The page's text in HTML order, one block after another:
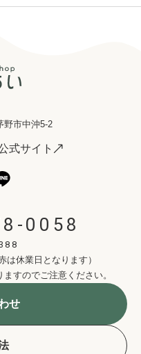
野市中沖5-2
式サイト
0058
は休業日となります）
すのでご注意ください。
せ